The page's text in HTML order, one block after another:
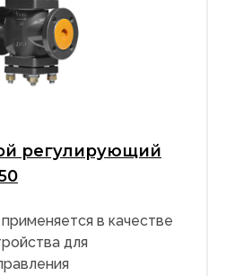
регулирующий
в качестве
для